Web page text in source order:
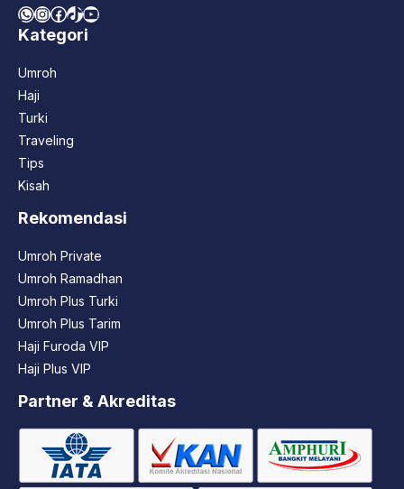
WhatsApp
Instagram
Facebook
TikTok
YouTube
Kategori
Umroh
Haji
Turki
Traveling
Tips
Kisah
Rekomendasi
Umroh Private
Umroh Ramadhan
Umroh Plus Turki
Umroh Plus Tarim
Haji Furoda VIP
Haji Plus VIP
Partner & Akreditas